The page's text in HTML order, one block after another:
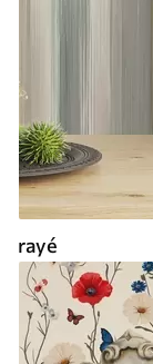
rayé